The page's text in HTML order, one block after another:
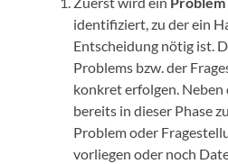
identifiziert, zu der ein
Entscheidung nötig ist.
Problems bzw. der
konkret erfolgen.
bereits in dieser Phase
Problem oder
vorliegen oder noch